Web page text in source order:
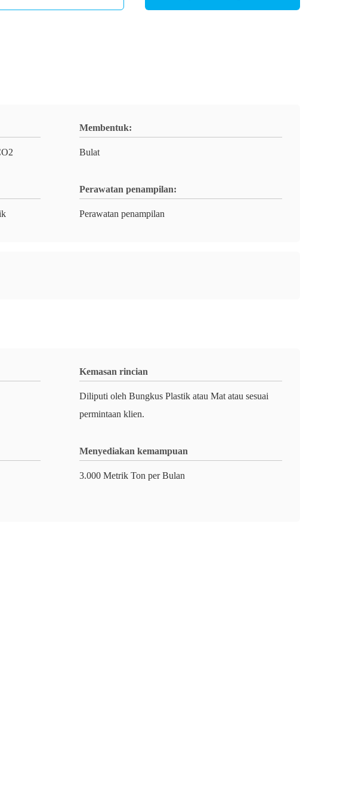
Membentuk:
Bulat
Perawatan penampilan:
Perawatan penampilan
Kemasan rincian
Diliputi oleh Bungkus Plastik atau Mat atau sesuai
permintaan klien.
Menyediakan kemampuan
3.000 Metrik Ton per Bulan